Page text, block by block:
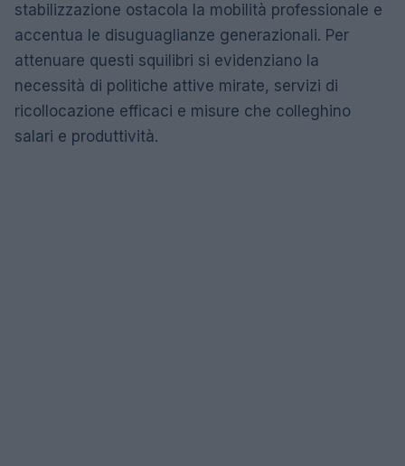
stabilizzazione ostacola la mobilità professionale e
accentua le disuguaglianze generazionali. Per
attenuare questi squilibri si evidenziano la
necessità di politiche attive mirate, servizi di
ricollocazione efficaci e misure che colleghino
salari e produttività.